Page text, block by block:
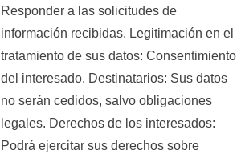
Responder a las solicitudes de
información recibidas. Legitimación en el
tratamiento de sus datos: Consentimiento
del interesado. Destinatarios: Sus datos
no serán cedidos, salvo obligaciones
legales. Derechos de los interesados:
Podrá ejercitar sus derechos sobre